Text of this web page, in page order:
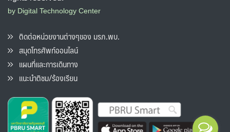
by Digital Technology Center
ติดต่อหน่วยงานต่างๆของ มรภ.พบ.
สมุดโทรศัพท์ออนไลน์
แผนที่และการเดินทาง
แนะนำติชม/ร้องเรียน